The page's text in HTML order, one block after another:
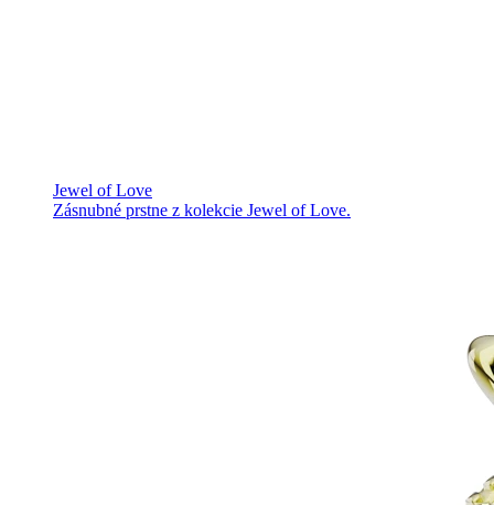
Jewel of Love
Zásnubné prstne z kolekcie Jewel of Love.